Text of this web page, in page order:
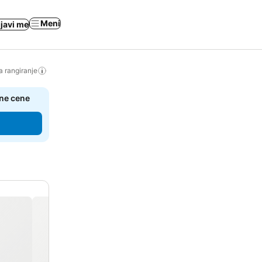
me Meni
rangiranje
cene